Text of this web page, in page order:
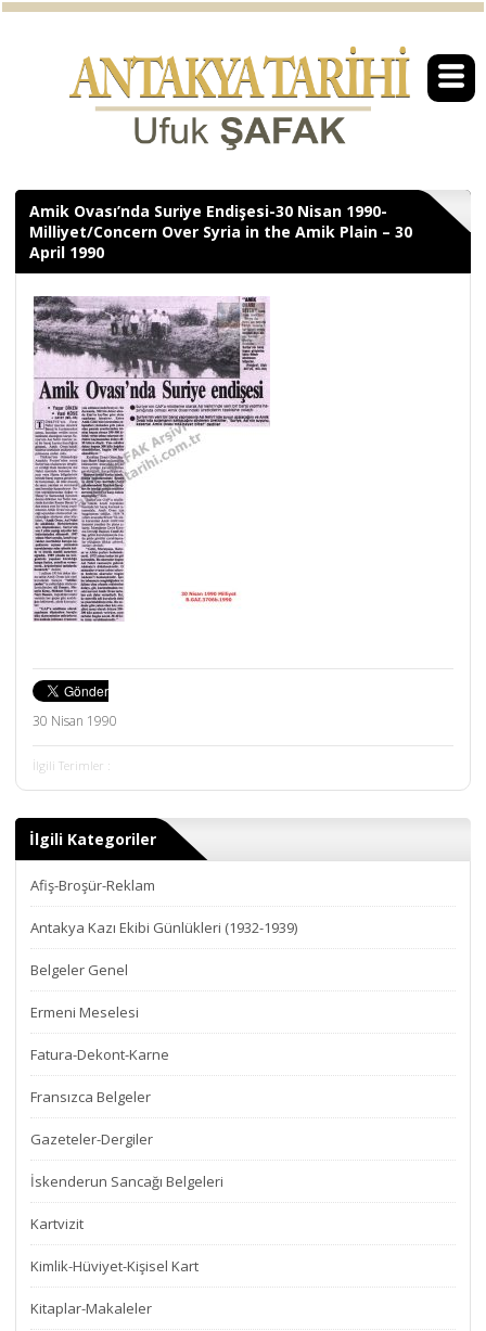
Amik Ovası’nda Suriye Endişesi-30 Nisan 1990-
Milliyet/Concern Over Syria in the Amik Plain – 30
April 1990
30 Nisan 1990
İlgili Terimler :
İlgili Kategoriler
Afiş-Broşür-Reklam
Antakya Kazı Ekibi Günlükleri (1932-1939)
Belgeler Genel
Ermeni Meselesi
Fatura-Dekont-Karne
Fransızca Belgeler
Gazeteler-Dergiler
İskenderun Sancağı Belgeleri
Kartvizit
Kimlik-Hüviyet-Kişisel Kart
Kitaplar-Makaleler